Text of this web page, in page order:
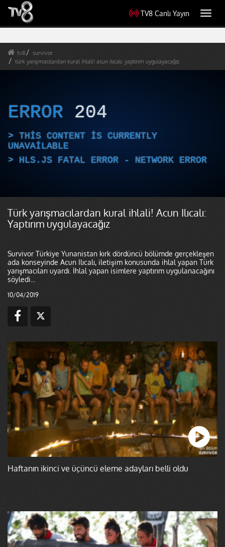
TV8 Canlı Yayın
tv8
survivor
türk yarışmacılardan kural ihlali! acun ilıcalı: yaptırım uygulayacağız
ERROR 204
THIS CONTENT IS CURRENTLY
UNAVAILABLE
HLS.JS FATAL ERROR - NETWORK ERROR
Türk yarışmacılardan kural ihlali! Acun Ilıcalı:
Yaptırım uygulayacağız
Survivor Türkiye Yunanistan kırk dördüncü bölümde gerçekleşen
ada konseyinde Acun Ilıcalı, iletişim konusunda ihlal yapan Türk
yarışmacıları uyardı. İhlal yapan isimlere yaptırım uygulanacağını
söyledi...
10/04/2019
Haftanın ikinci ve üçüncü eleme adayları belli oldu